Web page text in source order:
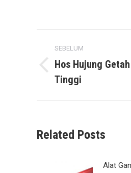
navigation
SEBELUM
Previous
post:
Hos Hujung
Tinggi
Related Posts
Alat